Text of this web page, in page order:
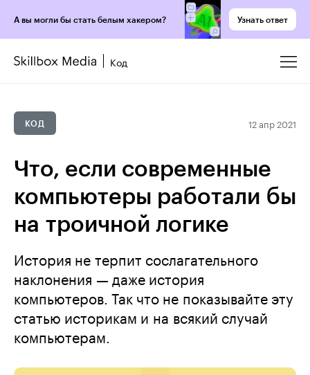
А вы могли бы стать белым хакером? Узнать ответ
Код
КОД 12 апр 2021
Что, если современные
компьютеры работали бы
на троичной логике
История не терпит сослагательного
наклонения — даже история
компьютеров. Так что не показывайте эту
статью историкам и на всякий случай
компьютерам.